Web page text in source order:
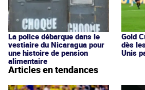
La police débarque dans le
vestiaire du Nicaragua pour
une histoire de pension
alimentaire
Gold
dès
Unis
Articles en tendances